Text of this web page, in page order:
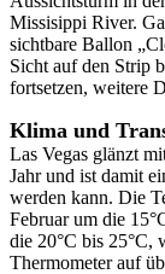
Missisippi River.
sichtbare Ballon
Sicht auf den Strip
fortsetzen, weitere
Klima und
Las Vegas glänzt
Jahr und ist damit
werden kann. Die
Februar um die
die 20°C bis 25°C,
Thermometer auf